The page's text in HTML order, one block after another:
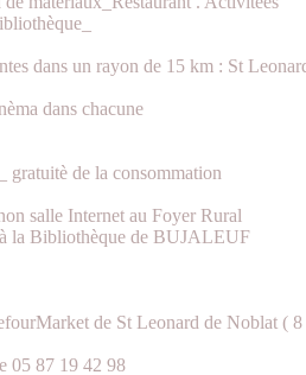
dans un rayon de 15 km : St
dans chacune
gratuitè de la consommation
salle Internet au Foyer Rural
la Bibliothèque de BUJALEUF
de St Leonard de Noblat ( 8
05 87 19 42 98